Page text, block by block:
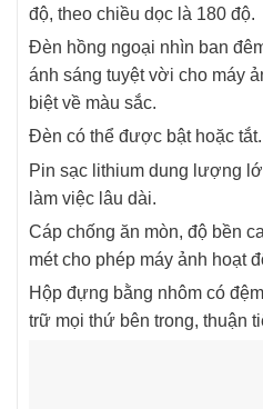
độ, theo chiều dọc là 180 độ.
Đèn hồng ngoại nhìn ban
ánh sáng tuyệt vời cho máy
biệt về màu sắc.
Đèn có thể được bật hoặc tắt.
Pin sạc lithium dung lượng
làm việc lâu dài.
Cáp chống ăn mòn, độ bền
mét cho phép máy ảnh hoạt
Hộp đựng bằng nhôm có
trữ mọi thứ bên trong, thuận